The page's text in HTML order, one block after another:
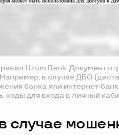
Uzum Bank. Документ
в случае ДБО
банка или интернет-
коды для входа в личный
случае